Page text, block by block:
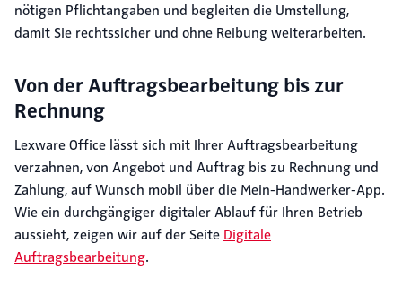
nötigen Pflichtangaben und begleiten die Umstellung,
damit Sie rechtssicher und ohne Reibung weiterarbeiten.
Von der Auftragsbearbeitung bis zur
Rechnung
Lexware Office lässt sich mit Ihrer Auftragsbearbeitung
verzahnen, von Angebot und Auftrag bis zu Rechnung und
Zahlung, auf Wunsch mobil über die Mein-Handwerker-App.
Wie ein durchgängiger digitaler Ablauf für Ihren Betrieb
aussieht, zeigen wir auf der Seite Digitale
Auftragsbearbeitung.